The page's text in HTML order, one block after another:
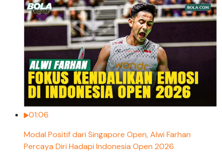
01:06
Modal Positif dari Singapore Open, Alwi Farhan
Percaya Diri Hadapi Indonesia Open 2026